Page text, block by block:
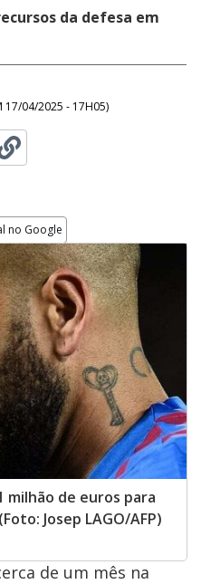
da defesa em
17/04/2025 - 17H05)
no Google
milhão de euros para
Josep LAGO/AFP)
de um mês na